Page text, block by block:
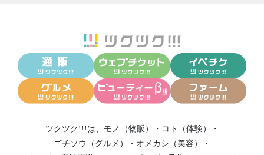
ツクツク!!!は、 モノ（物販） ・ コト（体験）
・
ゴチソウ（グルメ）
・ オメカシ（美容）
・